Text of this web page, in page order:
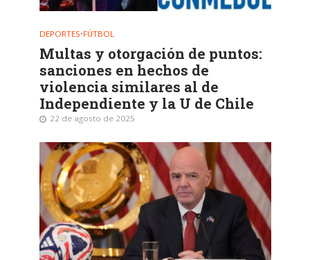
DEPORTES•FÚTBOL
Multas y otorgación de puntos:
sanciones en hechos de
violencia similares al de
Independiente y la U de Chile
22 de agosto de 2025